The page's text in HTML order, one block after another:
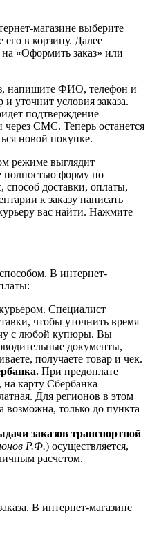
магазине выберите
в корзину. Далее
«Оформить заказ» или
напишите ФИО, телефон и
уточнит условия заказа.
подтверждение
СМС. Теперь останется
новой покупке.
режиме выглядит
полностью форму по
способ доставки, оплаты,
к заказу написать
вас найти. Нажмите
В интернет-
Специалист
чтобы уточнить время
с любой купюры. Вы
документы,
получаете товар и чек.
При предоплате
на карту Сбербанка
Для регионов в этом
возможна, только до пункта
заказов транспортной
Р.Ф.) осуществляется,
расчетом.
В интернет-магазине